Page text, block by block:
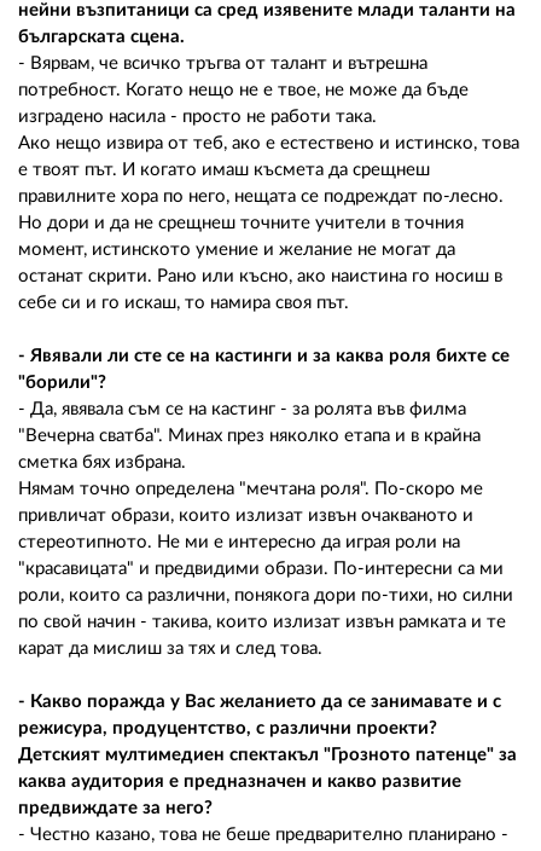
нейни възпитаници са сред изявените млади таланти на
българската сцена.
- Вярвам, че всичко тръгва от талант и вътрешна
потребност. Когато нещо не е твое, не може да бъде
изградено насила - просто не работи така.
Ако нещо извира от теб, ако е естествено и истинско, това
е твоят път. И когато имаш късмета да срещнеш
правилните хора по него, нещата се подреждат по-лесно.
Но дори и да не срещнеш точните учители в точния
момент, истинското умение и желание не могат да
останат скрити. Рано или късно, ако наистина го носиш в
себе си и го искаш, то намира своя път.
- Явявали ли сте се на кастинги и за каква роля бихте се
"борили"?
- Да, явявала съм се на кастинг - за ролята във филма
"Вечерна сватба". Минах през няколко етапа и в крайна
сметка бях избрана.
Нямам точно определена "мечтана роля". По-скоро ме
привличат образи, които излизат извън очакваното и
стереотипното. Не ми е интересно да играя роли на
"красавицата" и предвидими образи. По-интересни са ми
роли, които са различни, понякога дори по-тихи, но силни
по свой начин - такива, които излизат извън рамката и те
карат да мислиш за тях и след това.
- Какво поражда у Вас желанието да се занимавате и с
режисура, продуцентство, с различни проекти?
Детският мултимедиен спектакъл "Грозното патенце" за
каква аудитория е предназначен и какво развитие
предвиждате за него?
- Честно казано, това не беше предварително планирано -